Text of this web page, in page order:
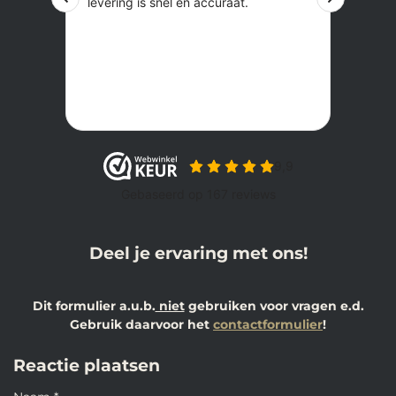
Deel je ervaring met ons!
Dit formulier a.u.b.nietgebruiken voor vragen e.d.
Gebruik daarvoor het contactformulier!
Reactie plaatsen